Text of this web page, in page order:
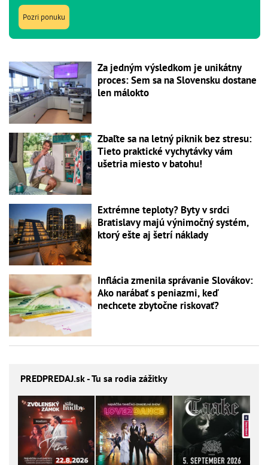
Pozri ponuku
Za jedným výsledkom je unikátny
proces: Sem sa na Slovensku dostane
len málokto
Zbaľte sa na letný piknik bez stresu:
Tieto praktické vychytávky vám
ušetria miesto v batohu!
Extrémne teploty? Byty v srdci
Bratislavy majú výnimočný systém,
ktorý ešte aj šetrí náklady
Inflácia zmenila správanie Slovákov:
Ako narábať s peniazmi, keď
nechcete zbytočne riskovať?
PREDPREDAJ.sk - Tu sa rodia zážitky